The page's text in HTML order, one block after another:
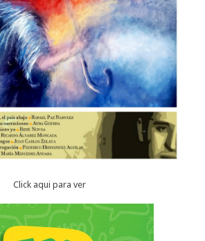
Click aqui para ver